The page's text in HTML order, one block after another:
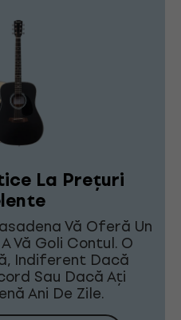
La Prețuri
Vă Oferă Un
Vă Goli Contul. O
Indiferent Dacă
Sau Dacă Ați
Ani De Zile.